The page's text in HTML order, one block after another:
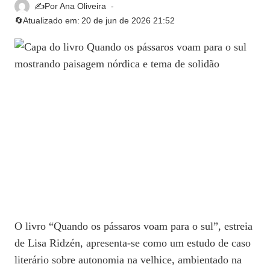
✍️PorAna Oliveira
🔄Atualizado em: 20 de jun de 2026 21:52
O livro “Quando os pássaros voam para o sul”, estreia
de Lisa Ridzén, apresenta‑se como um estudo de caso
literário sobre autonomia na velhice, ambientado na